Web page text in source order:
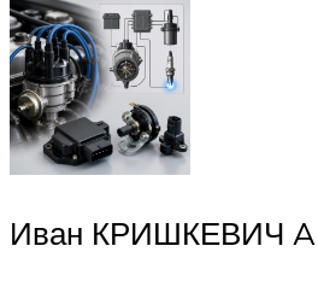
Иван КРИШКЕВИЧ